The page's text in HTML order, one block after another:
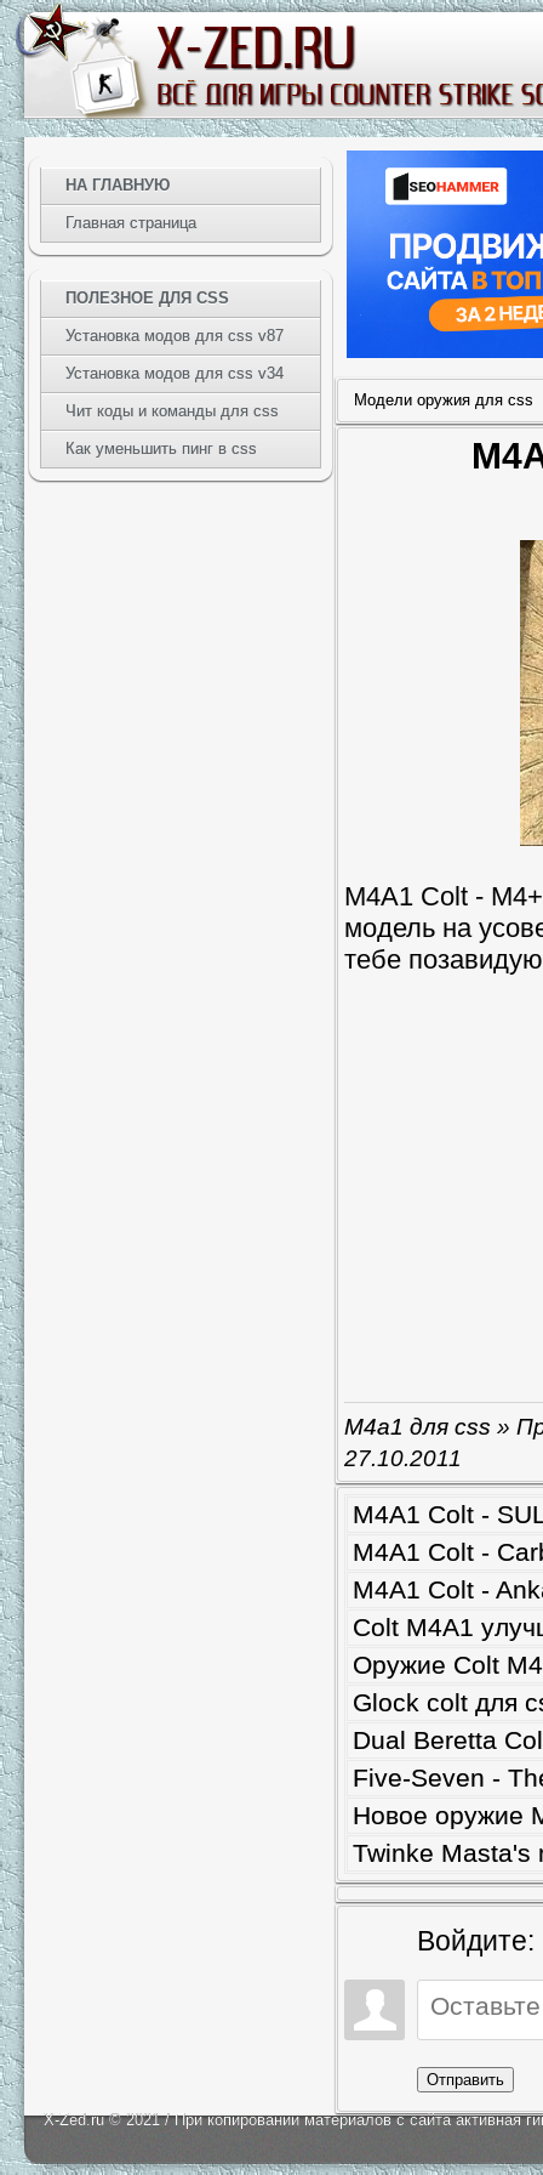
Модели оружия для css
M4A1 Colt -
модель на
тебе
M4a1 для css »
27.10.2011
M4A1 Colt -
M4A1 Colt -
M4A1 Colt -
Colt M4A1
Оружие Colt
Glock colt для
Dual Beretta
Five-Seven -
Новое оружие
Twinke Masta's
Войдите:
Отправить
НА ГЛАВНУЮ
Главная страница
ПОЛЕЗНОЕ ДЛЯ CSS
Установка модов для css v87
Установка модов для css v34
Чит коды и команды для css
Как уменьшить пинг в css
X-Zed.ru © 2021 / При копировании материалов с сайта активная